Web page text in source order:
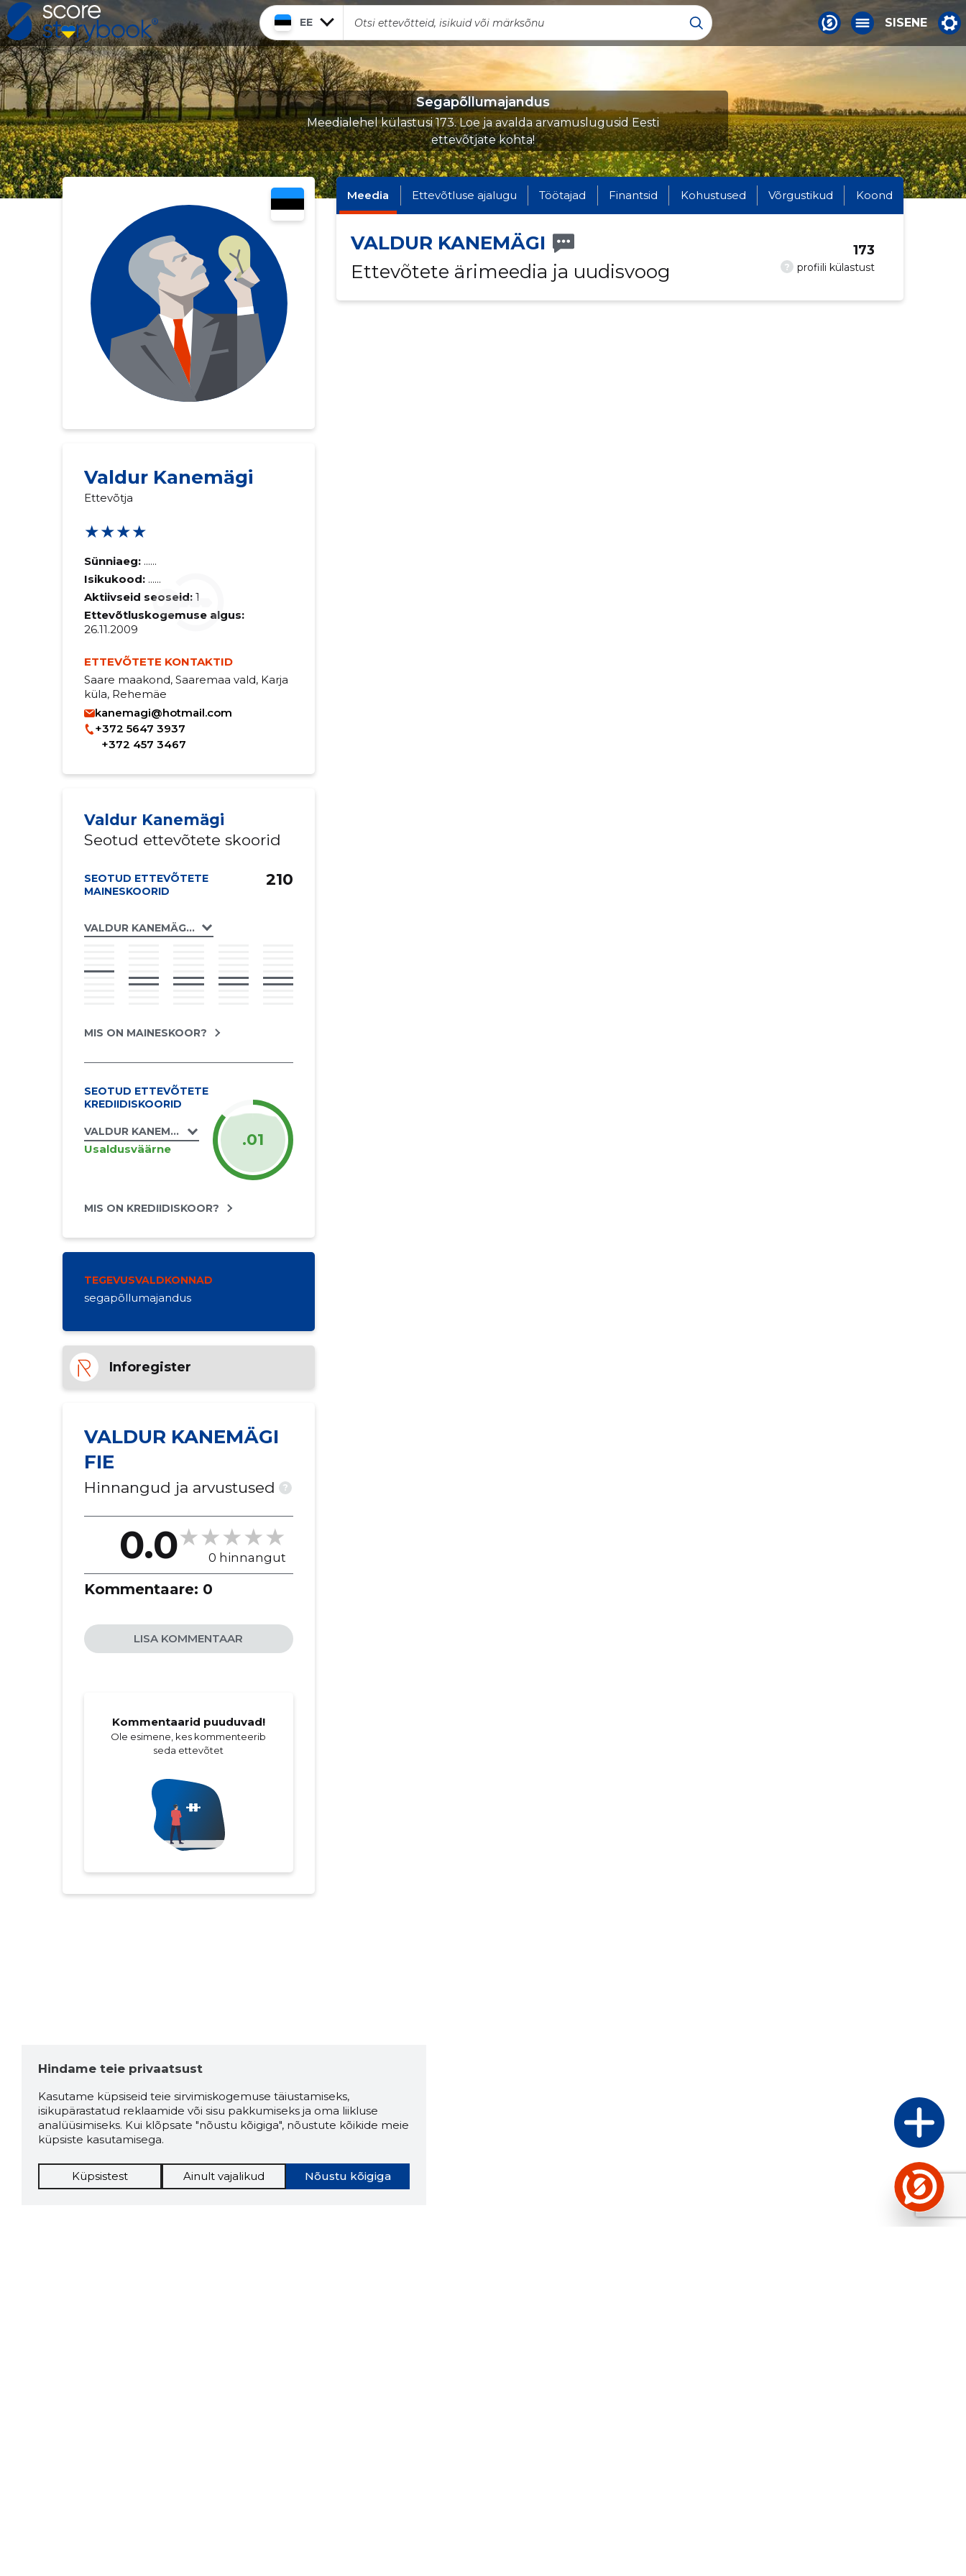
EE SISENE
Segapõllumajandus
Meedialehel külastusi 173. Loe ja avalda arvamuslugusid Eesti
ettevõtjate kohta!
Valdur Kanemägi
Ettevõtja
★★★★
Sünniaeg: ......
Isikukood: ......
Aktiivseid seoseid: 1
Ettevõtluskogemuse algus:
26.11.2009
ETTEVÕTETE KONTAKTID
Saare maakond, Saaremaa vald, Karja
küla, Rehemäe
kanemagi@hotmail.com
+372 5647 3937
+372 457 3467
Valdur Kanemägi
Seotud ettevõtete skoorid
SEOTUD ETTEVÕTETE
MAINESKOORID
VALDUR KANEMÄGI FIE
210
MIS ON MAINESKOOR?
SEOTUD ETTEVÕTETE
KREDIIDISKOORID
VALDUR KANEMÄGI FIE
Usaldusväärne .01
MIS ON KREDIIDISKOOR?
TEGEVUSVALDKONNAD
segapõllumajandus
Inforegister
VALDUR KANEMÄGI
FIE
Hinnangud ja arvustused ?
0.0 0 hinnangut
Kommentaare: 0
LISA KOMMENTAAR
Kommentaarid puuduvad!
Ole esimene, kes kommenteerib
seda ettevõtet
Meedia Ettevõtluse ajalugu Töötajad Finantsid Kohustused Võrgustikud Koond
VALDUR KANEMÄGI
Ettevõtete ärimeedia ja uudisvoog
? profiili külastust
173
Hindame teie privaatsust
Kasutame küpsiseid teie sirvimiskogemuse täiustamiseks,
isikupärastatud reklaamide või sisu pakkumiseks ja oma liikluse
analüüsimiseks. Kui klõpsate "nõustu kõigiga", nõustute kõikide meie
küpsiste kasutamisega.
Nõustu kõigiga
Küpsistest Ainult vajalikud